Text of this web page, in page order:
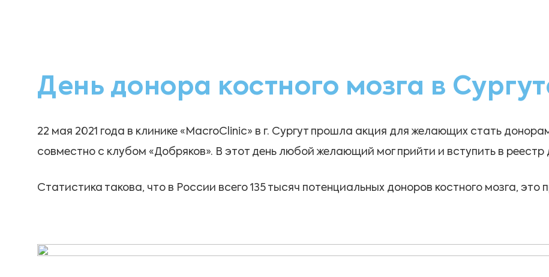
День донора костного мозга в
22 мая 2021 года в клинике «MacroClinic» в г. Сургут прошла акция для желающих стать
совместно с клубом «Добряков». В этот день любой желающий мог прийти и вступить в реестр
Статистика такова, что в России всего 135 тысяч потенциальных доноров костного мозга, это